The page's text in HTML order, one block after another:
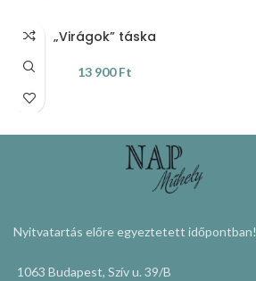
„Virágok” táska
13 900Ft
Nyitvatartás előre egyeztetett időpontban!
1063 Budapest, Szív u. 39/B